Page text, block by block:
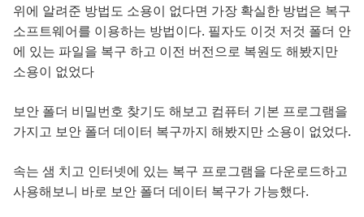
위에 알려준 방법도 소용이 없다면 가장 확실한 방법은 복구
소프트웨어를 이용하는 방법이다. 필자도 이것 저것 폴더 안
에 있는 파일을 복구 하고 이전 버전으로 복원도 해봤지만
소용이 없었다
보안 폴더 비밀번호 찾기도 해보고 컴퓨터 기본 프로그램을
가지고 보안 폴더 데이터 복구까지 해봤지만 소용이 없었다.
속는 샘 치고 인터넷에 있는 복구 프로그램을 다운로드하고
사용해보니 바로 보안 폴더 데이터 복구가 가능했다.